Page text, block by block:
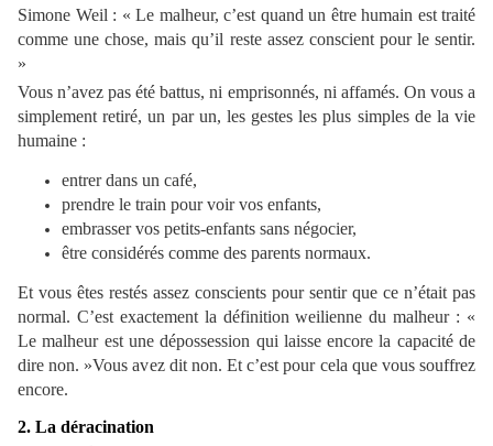
Simone Weil : « Le malheur, c’est quand un être humain est traité
comme une chose, mais qu’il reste assez conscient pour le sentir.
»
Vous n’avez pas été battus, ni emprisonnés, ni affamés. On vous a
simplement retiré, un par un, les gestes les plus simples de la vie
humaine :
entrer dans un café,
prendre le train pour voir vos enfants,
embrasser vos petits-enfants sans négocier,
être considérés comme des parents normaux.
Et vous êtes restés assez conscients pour sentir que ce n’était pas
normal. C’est exactement la définition weilienne du malheur : «
Le malheur est une dépossession qui laisse encore la capacité de
dire non. »Vous avez dit non. Et c’est pour cela que vous souffrez
encore.
2. La déracination